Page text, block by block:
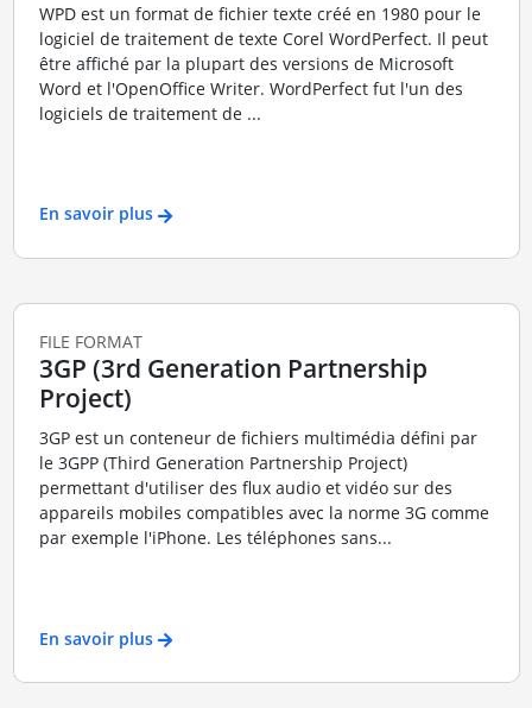
WPD est un format de fichier texte créé en 1980 pour le
logiciel de traitement de texte Corel WordPerfect. Il peut
être affiché par la plupart des versions de Microsoft
Word et l'OpenOffice Writer. WordPerfect fut l'un des
logiciels de traitement de ...
En savoir plus
FILE FORMAT
3GP (3rd Generation Partnership
Project)
3GP est un conteneur de fichiers multimédia défini par
le 3GPP (Third Generation Partnership Project)
permettant d'utiliser des flux audio et vidéo sur des
appareils mobiles compatibles avec la norme 3G comme
par exemple l'iPhone. Les téléphones sans...
En savoir plus